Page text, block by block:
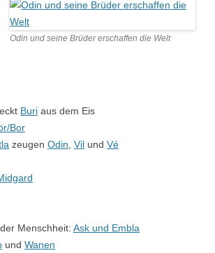
Odin und seine Brüder erschaffen die Welt
Buri aus dem Eis
Bor
zeugen Odin Vil und Vé
Menschheit: Ask und Embla
und Wanen